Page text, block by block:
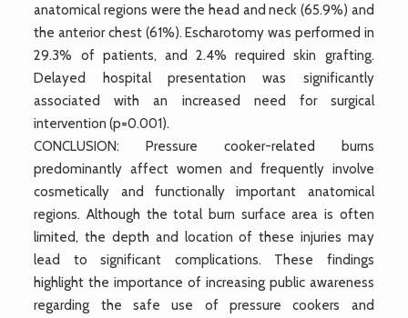
anatomical regions were the head and neck (65.9%) and
the anterior chest (61%). Escharotomy was performed in
29.3% of patients, and 2.4% required skin grafting.
Delayed hospital presentation was significantly
associated with an increased need for surgical
intervention (p=0.001).
CONCLUSION: Pressure cooker-related burns
predominantly affect women and frequently involve
cosmetically and functionally important anatomical
regions. Although the total burn surface area is often
limited, the depth and location of these injuries may
lead to significant complications. These findings
highlight the importance of increasing public awareness
regarding the safe use of pressure cookers and